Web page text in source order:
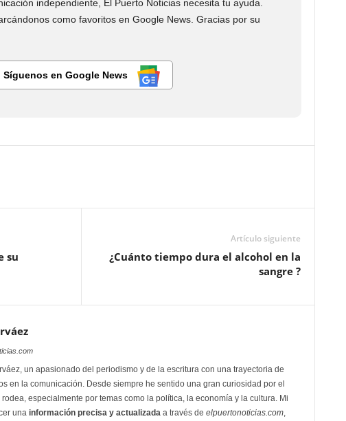
independiente, El Puerto Noticias necesita tu ayuda.
como favoritos en Google News. Gracias por su
Síguenos en Google News
su
Artículo siguiente
¿Cuánto tiempo dura el alcohol en la
sangre ?
un apasionado del periodismo y de la escritura con una trayectoria de
en la comunicación. Desde siempre he sentido una gran curiosidad por el
especialmente por temas como la política, la economía y la cultura. Mi
una información precisa y actualizadaa través de elpuertonoticias.com,